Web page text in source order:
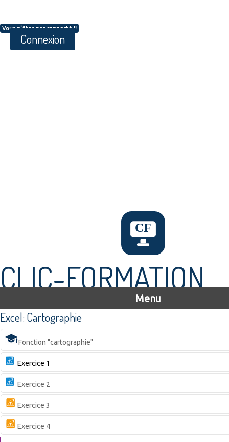
Vous n'êtes pas connecté !!
Connexion
CLIC-FORMATION
Menu
Excel: Cartographie
Fonction "cartographie"
Exercice 1
Exercice 2
Exercice 3
Exercice 4